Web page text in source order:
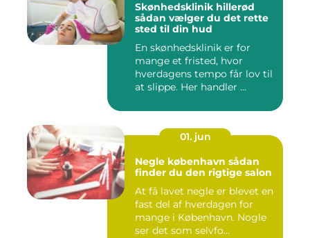
Skønhedsklinik hillerød
sådan vælger du det rette
sted til din hud
En skønhedsklinik er for
mange et fristed, hvor
hverdagens tempo får lov til
at slippe. Her handler ...
01. jun
Negle københavn sådan
finder du den rigtige salon
At få lavet negle er blevet en
fast del af hverdagen for
mange i København. Nogle
ser det som selvfo...